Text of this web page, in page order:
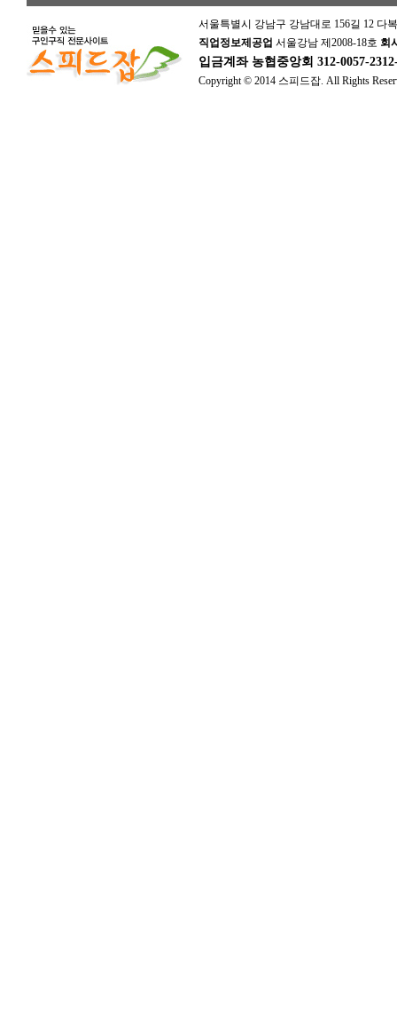
서울특별시 강남구 강남대로 156길 12 다
직업정보제공업 서울강남 제2008-18호 회
입금계좌 농협중앙회 312-0057-
Copyright © 2014 스피드잡. All Rights